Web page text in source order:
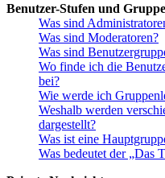
Benutzer-Stufen und
Was sind
Was sind Moderatoren?
Was sind
Wo finde ich die
bei?
Wie werde ich
Weshalb werden
dargestellt?
Was ist eine
Was bedeutet der „Das